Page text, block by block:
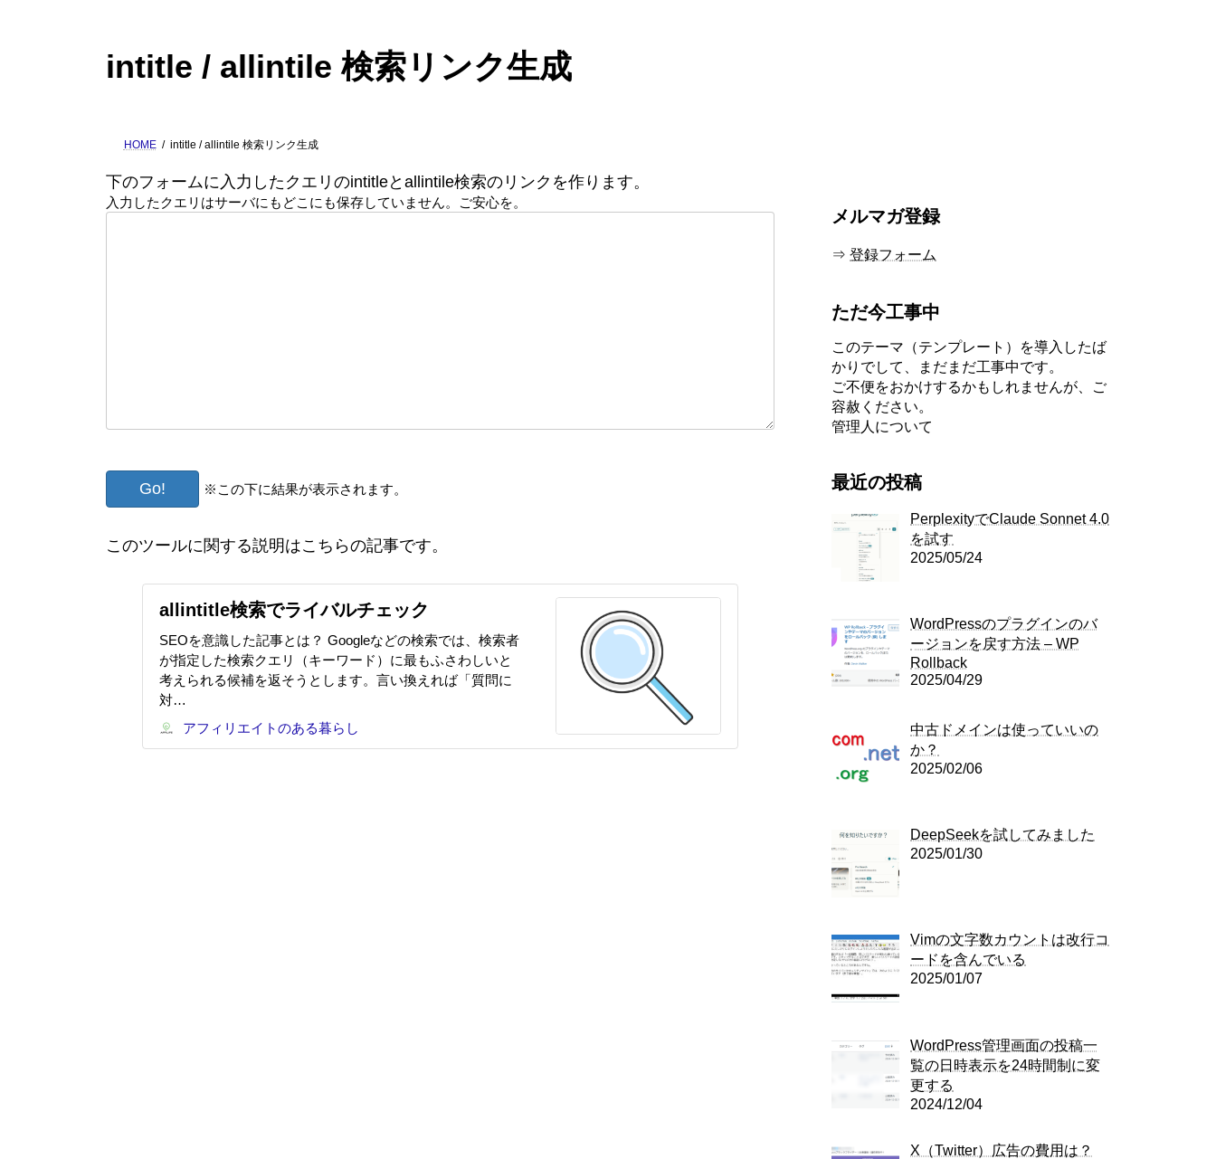
intitle / allintile 検索リンク生成
HOME intitle / allintile 検索リンク生成
下のフォームに入力したクエリのintitleとallintile検索のリンクを作ります。
入力したクエリはサーバにもどこにも保存していません。ご安心を。
※この下に結果が表示されます。
このツールに関する説明はこちらの記事です。
allintitle検索でライバルチェック
SEOを意識した記事とは？ Googleなどの検索では、検索者
が指定した検索クエリ（キーワード）に最もふさわしいと
考えられる候補を返そうとします。言い換えれば「質問に
対…
アフィリエイトのある暮らし
メルマガ登録
⇒登録フォーム
ただ今工事中
このテーマ（テンプレート）を導入したば
かりでして、まだまだ工事中です。
ご不便をおかけするかもしれませんが、ご
容赦ください。
管理人について
最近の投稿
PerplexityでClaude Sonnet 4.0
を試す
2025/05/24
WordPressのプラグインのバ
ージョンを戻す方法 – WP
Rollback
2025/04/29
中古ドメインは使っていいの
か？
2025/02/06
DeepSeekを試してみました
2025/01/30
Vimの文字数カウントは改行コ
ードを含んでいる
2025/01/07
WordPress管理画面の投稿一
覧の日時表示を24時間制に変
更する
2024/12/04
X（Twitter）広告の費用は？